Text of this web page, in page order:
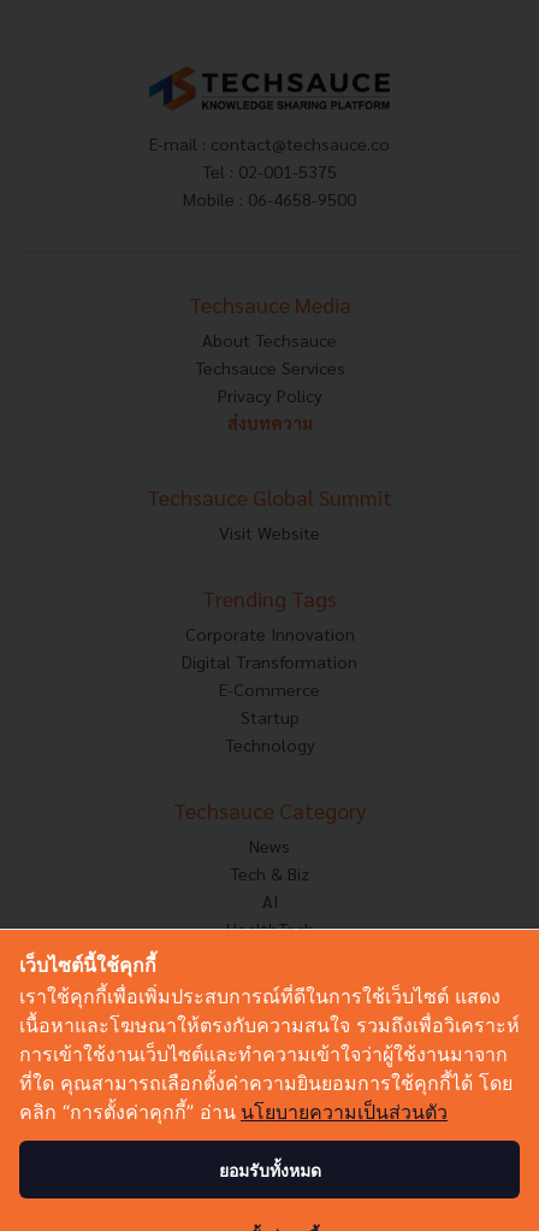
E-mail : contact@techsauce.co
Tel : 02-001-5375
Mobile : 06-4658-9500
Techsauce Media
About Techsauce
Techsauce Services
Privacy Policy
ส่งบทความ
Techsauce Global Summit
Visit Website
Trending Tags
Corporate Innovation
Digital Transformation
E-Commerce
Startup
Technology
Techsauce Category
News
Tech & Biz
AI
HealthTech
Corp Innov
Saucy Thoughts
Sustainable
Videos
Podcast
เว็บไซต์นี้ใช้คุกกี้
เราใช้คุกกี้เพื่อเพิ่มประสบการณ์ที่ดีในการใช้เว็บไซต์ แสดง
เนื้อหาและโฆษณาให้ตรงกับความสนใจ รวมถึงเพื่อวิเคราะห์
การเข้าใช้งานเว็บไซต์และทำความเข้าใจว่าผู้ใช้งานมาจาก
ที่ใด คุณสามารถเลือกตั้งค่าความยินยอมการใช้คุกกี้ได้ โดย
คลิก “การตั้งค่าคุกกี้” อ่าน นโยบายความเป็นส่วนตัว
ยอมรับทั้งหมด